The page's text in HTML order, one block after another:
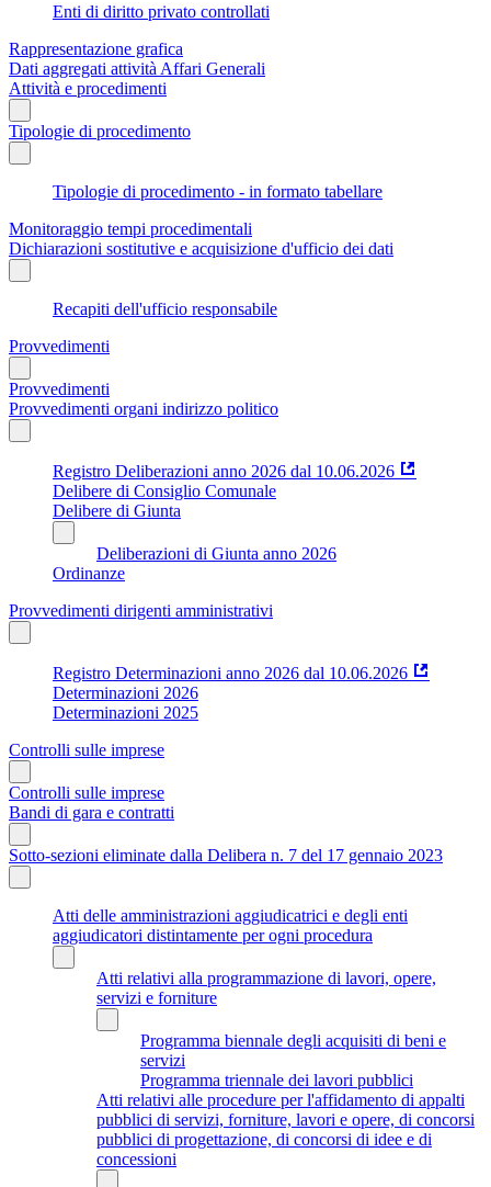
Enti di diritto privato controllati
Rappresentazione grafica
Dati aggregati attività Affari Generali
Attività e procedimenti
Tipologie di procedimento
Tipologie di procedimento - in formato tabellare
Monitoraggio tempi procedimentali
Dichiarazioni sostitutive e acquisizione d'ufficio dei dati
Recapiti dell'ufficio responsabile
Provvedimenti
Provvedimenti
Provvedimenti organi indirizzo politico
Registro Deliberazioni anno 2026 dal 10.06.2026
Delibere di Consiglio Comunale
Delibere di Giunta
Deliberazioni di Giunta anno 2026
Ordinanze
Provvedimenti dirigenti amministrativi
Registro Determinazioni anno 2026 dal 10.06.2026
Determinazioni 2026
Determinazioni 2025
Controlli sulle imprese
Controlli sulle imprese
Bandi di gara e contratti
Sotto-sezioni eliminate dalla Delibera n. 7 del 17 gennaio 2023
Atti delle amministrazioni aggiudicatrici e degli enti
aggiudicatori distintamente per ogni procedura
Atti relativi alla programmazione di lavori, opere,
servizi e forniture
Programma biennale degli acquisiti di beni e
servizi
Programma triennale dei lavori pubblici
Atti relativi alle procedure per l'affidamento di appalti
pubblici di servizi, forniture, lavori e opere, di concorsi
pubblici di progettazione, di concorsi di idee e di
concessioni